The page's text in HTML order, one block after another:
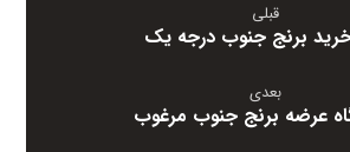
قبلی
خرید برنج جنوب درجه یک
بعدی
عرضه برنج جنوب مرغوب